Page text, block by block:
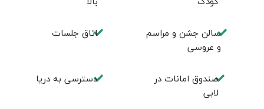
سالن جشن و مراسم
و عروسی
اتاق جلسات
صندوق امانات در
لابی
دسترسی به دریا